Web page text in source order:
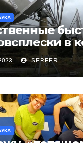
в
все
SERFER